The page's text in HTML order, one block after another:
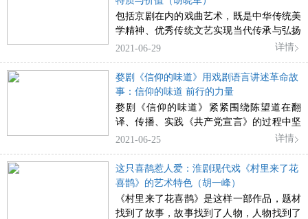
包括京剧在内的戏曲艺术，既是中华传统美
学精神、优秀传统文艺实现当代传承与弘扬
的主要脉络，自然应该也可以成为革命美
道。
2021-06-29 详情
婺剧《信仰的味道》用戏剧语言讲述革命故
事：信仰的味道 前行的力量
婺剧《信仰的味道》紧紧围绕陈望道在翻
译、传播、实践《共产党宣言》的过程中坚
定信仰这一主线，把分水塘村作为旧中国的
党宣言》中最有价值的精神形象地告诉观
众，呈现了“一个人翻译了一本书，一本书
武装了一群人，一群人改变了中国的命
运”的主题。
2021-06-25 详情
这只喜鹊惹人爱：淮剧现代戏《村里来了花
喜鹊》的艺术特色（胡一峰）
《村里来了花喜鹊》是这样一部作品，题材
找到了故事，故事找到了人物，人物找到了